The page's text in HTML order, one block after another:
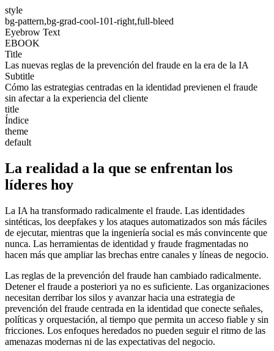
style
bg-pattern,bg-grad-cool-101-right,full-bleed
Eyebrow Text
EBOOK
Title
Las nuevas reglas de la prevención del fraude en la era de la IA
Subtitle
Cómo las estrategias centradas en la identidad previenen el fraude
sin afectar a la experiencia del cliente
title
Índice
theme
default
La realidad a la que se enfrentan los
líderes hoy
La IA ha transformado radicalmente el fraude. Las identidades
sintéticas, los deepfakes y los ataques automatizados son más fáciles
de ejecutar, mientras que la ingeniería social es más convincente que
nunca. Las herramientas de identidad y fraude fragmentadas no
hacen más que ampliar las brechas entre canales y líneas de negocio.
Las reglas de la prevención del fraude han cambiado radicalmente.
Detener el fraude a posteriori ya no es suficiente. Las organizaciones
necesitan derribar los silos y avanzar hacia una estrategia de
prevención del fraude centrada en la identidad que conecte señales,
políticas y orquestación, al tiempo que permita un acceso fiable y sin
fricciones. Los enfoques heredados no pueden seguir el ritmo de las
amenazas modernas ni de las expectativas del negocio.